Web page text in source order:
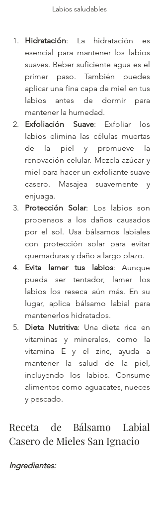
Labios saludables
Hidratación: La hidratación es
esencial para mantener los labios
suaves. Beber suficiente agua es el
primer paso. También puedes
aplicar una fina capa de miel en tus
labios antes de dormir para
mantener la humedad.
Exfoliación Suave: Exfoliar los
labios elimina las células muertas
de la piel y promueve la
renovación celular. Mezcla azúcar y
miel para hacer un exfoliante suave
casero. Masajea suavemente y
enjuaga.
Protección Solar: Los labios son
propensos a los daños causados
por el sol. Usa bálsamos labiales
con protección solar para evitar
quemaduras y daño a largo plazo.
Evita lamer tus labios: Aunque
pueda ser tentador, lamer los
labios los reseca aún más. En su
lugar, aplica bálsamo labial para
mantenerlos hidratados.
Dieta Nutritiva: Una dieta rica en
vitaminas y minerales, como la
vitamina E y el zinc, ayuda a
mantener la salud de la piel,
incluyendo los labios. Consume
alimentos como aguacates, nueces
y pescado.
Receta de Bálsamo Labial
Casero de Mieles San Ignacio
Ingredientes: